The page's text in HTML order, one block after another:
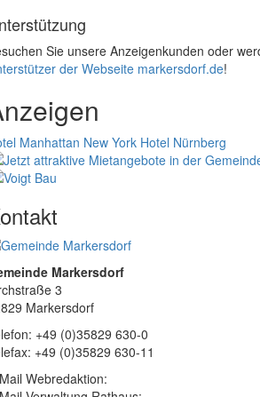
Sie unsere Anzeigenkunden oder
der Webseite markersdorf.de!
Manhattan New York Hotel Nürnberg
Markersdorf
3
Markersdorf
+49 (0)35829 630-0
+49 (0)35829 630-11
Webredaktion: